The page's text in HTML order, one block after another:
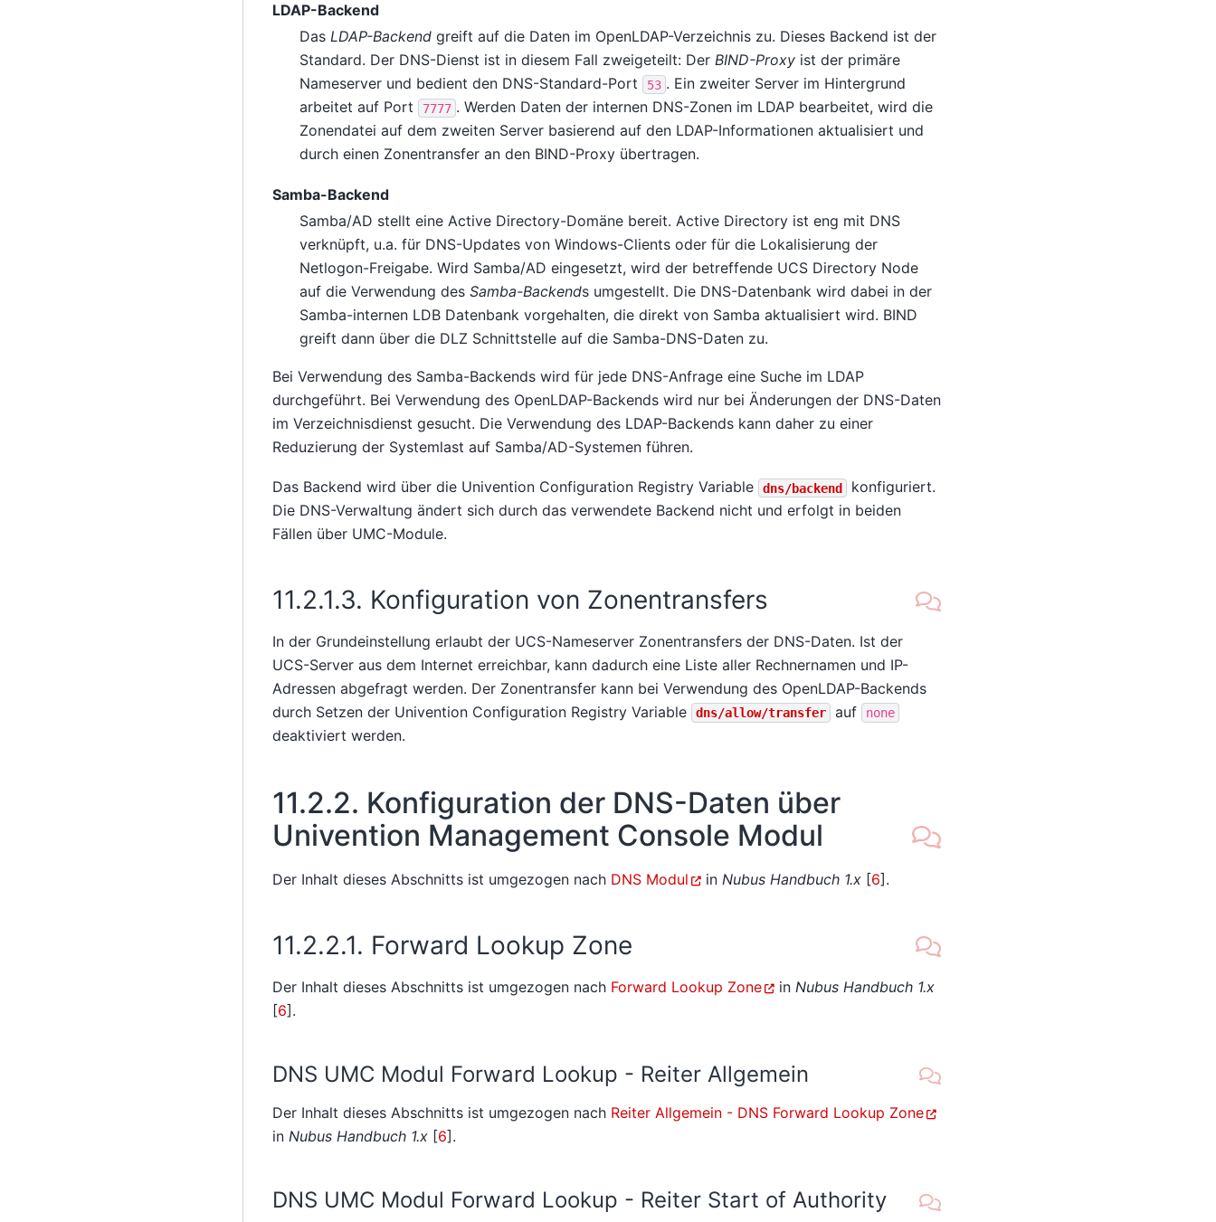
LDAP-Backend
Das LDAP-Backendgreift auf die Daten im OpenLDAP-Verzeichnis zu. Dieses Backend ist der
Standard. Der DNS-Dienst ist in diesem Fall zweigeteilt: Der BIND-Proxyist der primäre
Nameserver und bedient den DNS-Standard-Port
53 . Ein zweiter Server im Hintergrund
arbeitet auf Port
7777 . Werden Daten der internen DNS-Zonen im LDAP bearbeitet, wird die
Zonendatei auf dem zweiten Server basierend auf den LDAP-Informationen aktualisiert und
durch einen Zonentransfer an den BIND-Proxy übertragen.
Samba-Backend
Samba/AD stellt eine Active Directory-Domäne bereit. Active Directory ist eng mit DNS
verknüpft, u.a. für DNS-Updates von Windows-Clients oder für die Lokalisierung der
Netlogon-Freigabe. Wird Samba/AD eingesetzt, wird der betreffende UCS Directory Node
auf die Verwendung des Samba-Backends umgestellt. Die DNS-Datenbank wird dabei in der
Samba-internen LDB Datenbank vorgehalten, die direkt von Samba aktualisiert wird. BIND
greift dann über die DLZ Schnittstelle auf die Samba-DNS-Daten zu.
Bei Verwendung des Samba-Backends wird für jede DNS-Anfrage eine Suche im LDAP
durchgeführt. Bei Verwendung des OpenLDAP-Backends wird nur bei Änderungen der DNS-Daten
im Verzeichnisdienst gesucht. Die Verwendung des LDAP-Backends kann daher zu einer
Reduzierung der Systemlast auf Samba/AD-Systemen führen.
Das Backend wird über die Univention Configuration Registry Variable dns/backend
konfiguriert.
Die DNS-Verwaltung ändert sich durch das verwendete Backend nicht und erfolgt in beiden
Fällen über UMC-Module.
11.2.1.3. Konfiguration von Zonentransfers
In der Grundeinstellung erlaubt der UCS-Nameserver Zonentransfers der DNS-Daten. Ist der
UCS-Server aus dem Internet erreichbar, kann dadurch eine Liste aller Rechnernamen und IP-
Adressen abgefragt werden. Der Zonentransfer kann bei Verwendung des OpenLDAP-Backends
durch Setzen der Univention Configuration Registry Variable
dns/allow/transfer auf none
deaktiviert werden.
11.2.2. Konfiguration der DNS-Daten über
Univention Management Console Modul
Der Inhalt dieses Abschnitts ist umgezogen nach DNS Modul in Nubus Handbuch 1.x [6].
11.2.2.1. Forward Lookup Zone
Der Inhalt dieses Abschnitts ist umgezogen nach Forward Lookup Zone in Nubus Handbuch 1.x
[6].
DNS UMC Modul Forward Lookup - Reiter Allgemein
Der Inhalt dieses Abschnitts ist umgezogen nach Reiter Allgemein - DNS Forward Lookup Zone
in Nubus Handbuch 1.x[6] .
DNS UMC Modul Forward Lookup - Reiter Start of Authority